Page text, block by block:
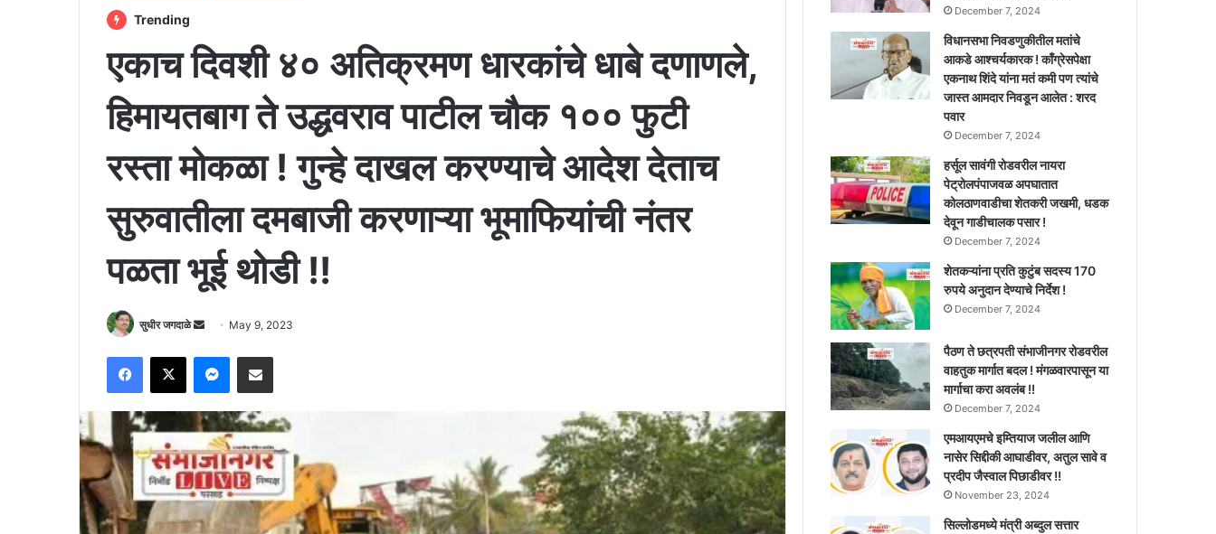
Trending
एकाच दिवशी ४० अतिक्रमण धारकांचे धाबे दणाणले,
हिमायतबाग ते उद्धवराव पाटील चौक १०० फुटी
रस्ता मोकळा ! गुन्हे दाखल करण्याचे आदेश देताच
सुरुवातीला दमबाजी करणाऱ्या भूमाफियांची नंतर
पळता भूई थोडी !!
सुधीर जगदाळे
Send
email
May 9, 2023
Facebook
X Messenger
Share via Email
December 7, 2024
विधानसभा निवडणुकीतील मतांचे
आकडे आश्चर्यकारक ! काँग्रेसपेक्षा
एकनाथ शिंदे यांना मतं कमी पण त्यांचे
जास्त आमदार निवडून आलेत : शरद
पवार
December 7, 2024
हर्सूल सावंगी रोडवरील नायरा
पेट्रोलपंपाजवळ अपघातात
कोलठाणवाडीचा शेतकरी जखमी, धडक
देवून गाडीचालक पसार !
December 7, 2024
शेतकऱ्यांना प्रति कुटुंब सदस्य 170
रुपये अनुदान देण्याचे निर्देश !
December 7, 2024
पैठण ते छत्रपती संभाजीनगर रोडवरील
वाहतुक मार्गात बदल ! मंगळवारपासून या
मार्गाचा करा अवलंब !!
December 7, 2024
एमआयएमचे इम्तियाज जलील आणि
नासेर सिद्दीकी आघाडीवर, अतुल सावे व
प्रदीप जैस्वाल पिछाडीवर !!
November 23, 2024
सिल्लोडमध्ये मंत्री अब्दुल सत्तार